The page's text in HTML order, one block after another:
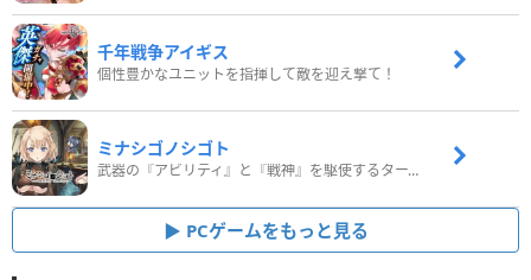
千年戦争アイギス
個性豊かなユニットを指揮して敵を迎え撃て！
ミナシゴノシゴト
武器の『アビリティ』と『戦神』を駆使するターン制コマンドバトルRPG！
PCゲームをもっと見る